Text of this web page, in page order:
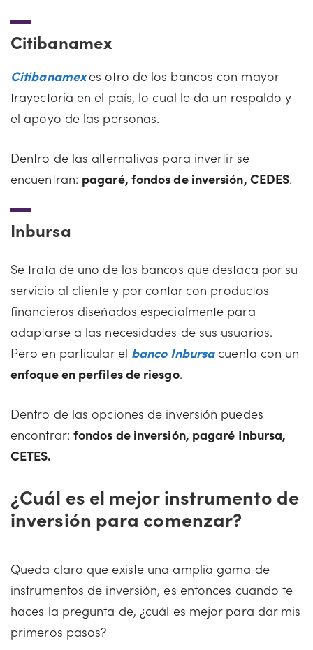
Citibanamex
Citibanamexes otro de los bancos con mayor
trayectoria en el país, lo cual le da un respaldo y
el apoyo de las personas.
Dentro de las alternativas para invertir se
encuentran: pagaré, fondos de inversión, CEDES.
Inbursa
Se trata de uno de los bancos que destaca por su
servicio al cliente y por contar con productos
financieros diseñados especialmente para
adaptarse a las necesidades de sus usuarios.
Pero en particular el banco Inbursacuenta con un
enfoque en perfiles de riesgo.
Dentro de las opciones de inversión puedes
encontrar: fondos de inversión, pagaré Inbursa,
CETES.
¿Cuál es el mejor instrumento de
inversión para comenzar?
Queda claro que existe una amplia gama de
instrumentos de inversión, es entonces cuando te
haces la pregunta de, ¿cuál es mejor para dar mis
primeros pasos?